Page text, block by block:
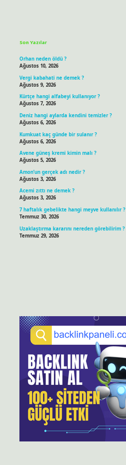
Son Yazılar
Orhan neden öldü ?
Ağustos 10, 2026
Vergi kabahati ne demek ?
Ağustos 9, 2026
Kürtçe hangi alfabeyi kullanıyor ?
Ağustos 7, 2026
Deniz hangi aylarda kendini temizler ?
Ağustos 6, 2026
Kumkuat kaç günde bir sulanır ?
Ağustos 6, 2026
Avene güneş kremi kimin malı ?
Ağustos 5, 2026
Amon’un gerçek adı nedir ?
Ağustos 3, 2026
Acemi zıttı ne demek ?
Ağustos 3, 2026
7 haftalık gebelikte hangi meyve kullanılır ?
Temmuz 30, 2026
Uzaklaştırma kararını nereden görebilirim ?
Temmuz 29, 2026